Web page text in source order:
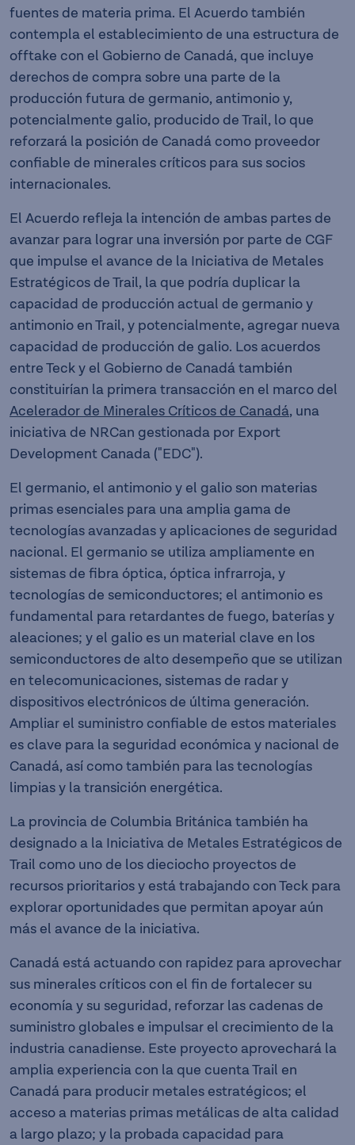
fuentes de materia prima. El Acuerdo también
contempla el establecimiento de una estructura de
offtake con el Gobierno de Canadá, que incluye
derechos de compra sobre una parte de la
producción futura de germanio, antimonio y,
potencialmente galio, producido de Trail, lo que
reforzará la posición de Canadá como proveedor
confiable de minerales críticos para sus socios
internacionales.
El Acuerdo refleja la intención de ambas partes de
avanzar para lograr una inversión por parte de CGF
que impulse el avance de la Iniciativa de Metales
Estratégicos de Trail, la que podría duplicar la
capacidad de producción actual de germanio y
antimonio en Trail, y potencialmente, agregar nueva
capacidad de producción de galio. Los acuerdos
entre Teck y el Gobierno de Canadá también
constituirían la primera transacción en el marco del
Acelerador de Minerales Críticos de Canadá, una
iniciativa de NRCan gestionada por Export
Development Canada ("EDC").
El germanio, el antimonio y el galio son materias
primas esenciales para una amplia gama de
tecnologías avanzadas y aplicaciones de seguridad
nacional. El germanio se utiliza ampliamente en
sistemas de fibra óptica, óptica infrarroja, y
tecnologías de semiconductores; el antimonio es
fundamental para retardantes de fuego, baterías y
aleaciones; y el galio es un material clave en los
semiconductores de alto desempeño que se utilizan
en telecomunicaciones, sistemas de radar y
dispositivos electrónicos de última generación.
Ampliar el suministro confiable de estos materiales
es clave para la seguridad económica y nacional de
Canadá, así como también para las tecnologías
limpias y la transición energética.
La provincia de Columbia Británica también ha
designado a la Iniciativa de Metales Estratégicos de
Trail como uno de los dieciocho proyectos de
recursos prioritarios y está trabajando con Teck para
explorar oportunidades que permitan apoyar aún
más el avance de la iniciativa.
Canadá está actuando con rapidez para aprovechar
sus minerales críticos con el fin de fortalecer su
economía y su seguridad, reforzar las cadenas de
suministro globales e impulsar el crecimiento de la
industria canadiense. Este proyecto aprovechará la
amplia experiencia con la que cuenta Trail en
Canadá para producir metales estratégicos; el
acceso a materias primas metálicas de alta calidad
a largo plazo; y la probada capacidad para